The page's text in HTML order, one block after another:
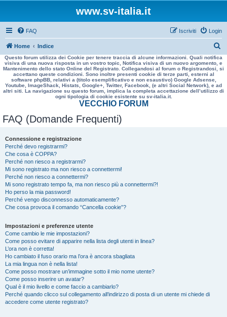
www.sv-italia.it
FAQ Login
Iscriviti
Home Indice
e
r
a
Questo forum utilizza dei Cookie per tenere traccia di alcune informazioni. Quali notifica
visiva di una nuova risposta in un vostro topic, Notifica visiva di un nuovo argomento, e
Mantenimento dello stato Online del Registrato. Collegandosi al forum o Registrandosi, si
accettano queste condizioni. Sono inoltre presenti cookie di terze parti, esterni al
software phpBB, relativi a (titolo esemplificativo e non esaustivo) Google Adsense,
Youtube, ImageShack, Histats, Google+, Twitter, Facebook, (e altri Social Network), e ad
altri siti. La navigazione su questo forum, implica la completa accettazione dell’utilizzo di
ogni tipologia di cookie esistente su sv-italia.it.
VECCHIO FORUM
FAQ (Domande Frequenti)
Connessione e registrazione
Perché devo registrarmi?
Che cosa è COPPA?
Perché non riesco a registrarmi?
Mi sono registrato ma non riesco a connettermi!
Perché non riesco a connettermi?
Mi sono registrato tempo fa, ma non riesco più a connettermi?!
Ho perso la mia password!
Perché vengo disconnesso automaticamente?
Che cosa provoca il comando “Cancella cookie”?
Impostazioni e preferenze utente
Come cambio le mie impostazioni?
Come posso evitare di apparire nella lista degli utenti in linea?
L’ora non è corretta!
Ho cambiato il fuso orario ma l’ora è ancora sbagliata
La mia lingua non è nella lista!
Come posso mostrare un’immagine sotto il mio nome utente?
Come posso inserire un avatar?
Qual è il mio livello e come faccio a cambiarlo?
Perché quando clicco sul collegamento all’indirizzo di posta di un utente mi chiede di
accedere come utente registrato?